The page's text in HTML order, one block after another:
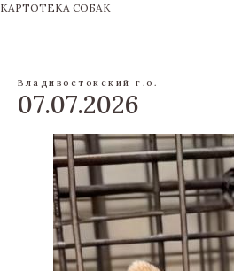
КАРТОТЕКА СОБАК
Владивостокский г.о.
07.07.2026